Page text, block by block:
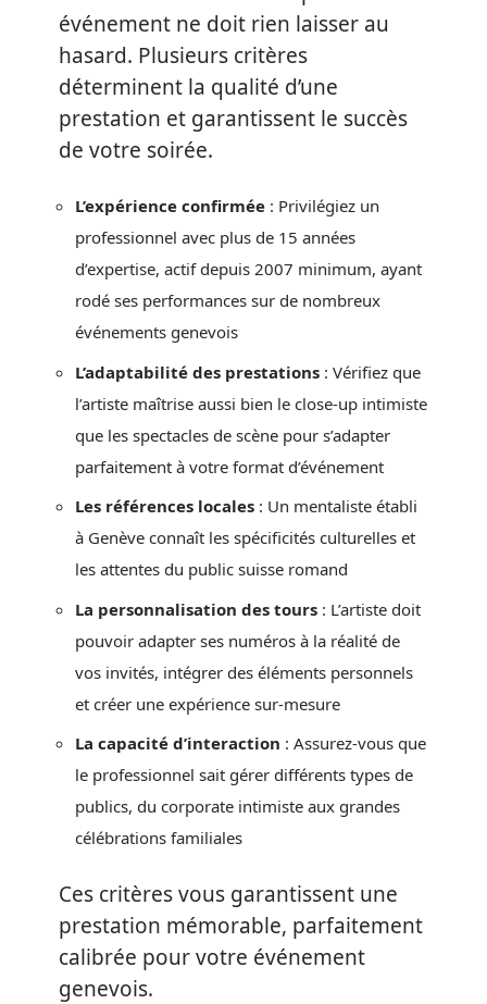
événement ne doit rien laisser au
hasard. Plusieurs critères
déterminent la qualité d’une
prestation et garantissent le succès
de votre soirée.
L’expérience confirmée : Privilégiez un
professionnel avec plus de 15 années
d’expertise, actif depuis 2007 minimum, ayant
rodé ses performances sur de nombreux
événements genevois
L’adaptabilité des prestations : Vérifiez que
l’artiste maîtrise aussi bien le close-up intimiste
que les spectacles de scène pour s’adapter
parfaitement à votre format d’événement
Les références locales : Un mentaliste établi
à Genève connaît les spécificités culturelles et
les attentes du public suisse romand
La personnalisation des tours : L’artiste doit
pouvoir adapter ses numéros à la réalité de
vos invités, intégrer des éléments personnels
et créer une expérience sur-mesure
La capacité d’interaction : Assurez-vous que
le professionnel sait gérer différents types de
publics, du corporate intimiste aux grandes
célébrations familiales
Ces critères vous garantissent une
prestation mémorable, parfaitement
calibrée pour votre événement
genevois.